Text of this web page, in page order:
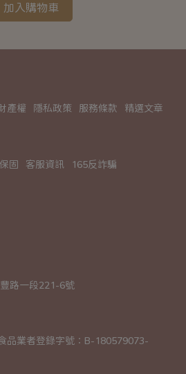
加入購物車
產權 隱私政策 服務條款 精選文章
固 客服資訊 165反詐騙
路一段221-6號
品業者登錄字號：B-180579073-